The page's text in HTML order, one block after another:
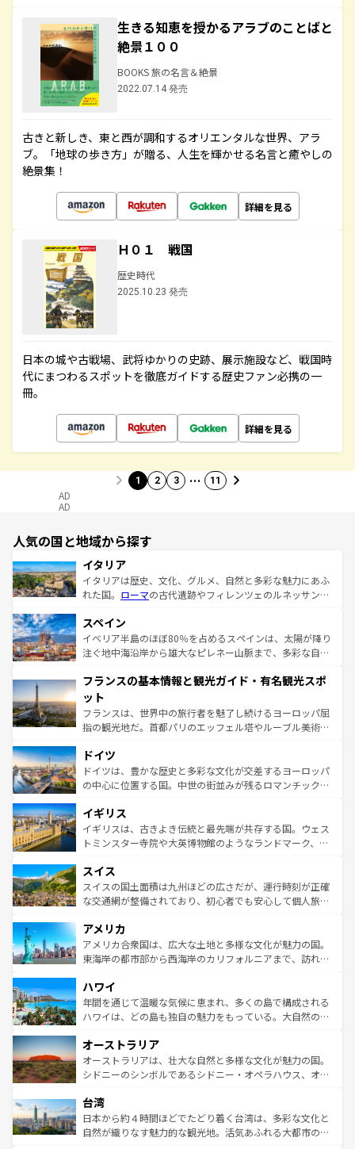
生きる知恵を授かるアラブのことばと
絶景１００
BOOKS 旅の名言＆絶景
2022.07.14 発売
古きと新しき、東と西が調和するオリエンタルな世界、アラ
ブ。「地球の歩き方」が贈る、人生を輝かせる名言と癒やしの
絶景集！
詳細を見る
Ｈ０１ 戦国
歴史時代
2025.10.23 発売
日本の城や古戦場、武将ゆかりの史跡、展示施設など、戦国時
代にまつわるスポットを徹底ガイドする歴史ファン必携の一
冊。
詳細を見る
1 2 3 … 11
AD
AD
人気の国と地域から探す
イタリア
イタリアは歴史、文化、グルメ、自然と多彩な魅力にあふ
れた国。 ローマの古代遺跡やフィレンツェのルネッサンス
ろん、トスカーナの美しい田園風景やアマルフィ海岸の絶
景など、自然景観も見逃せない。観光の合間には、本場の
ピザやパスタなど、絶品のイタリア料理を堪能することも
ませてくれるイタリアで、忘れられない旅をしてみよう！
なお、新着のイタリア情報は
しい。
スペイン
イベリア半島のほぼ80％を占めるスペインは、太陽が降り
注ぐ地中海沿岸から雄大なピレネー山脈まで、多彩な自然
文化が根付くこの国では、情熱的なフラメンコ、熱気あふ
れる闘牛、そして美味しいタパスが生活の一部となってい
る。首都マドリードの洗練された雰囲気や、バルセロナの
アートに溢れた街角から、地方では古代ローマ遺跡や中世
せる。地方によって風土や気候が異なるスペインはその個
性で訪れる人を魅了する。 なお、新着のスペイン情報は コ
ンテンツ一覧を参照してほしい。
フランスの基本情報と観光ガイド・有名観光スポ
ット
フランスは、世界中の旅行者を魅了し続けるヨーロッパ屈
指の観光地だ。首都パリのエッフェル塔やルーブル美術館
で、幅広い魅力が詰まっている。華麗な宮殿、歴史的な大
聖堂、美しいビーチ、そして豊かな自然が、訪れる者を心
から魅了する。また、フランスは美食の国としても知ら
いる。シャンパンの発祥地であるランス、プロヴァンスの
香り高いラベンダー畑など、多彩な楽しみ方が可能だ。さ
らに、パリ以外の地域にも魅力が溢れており、どの街角に
れる地方に足を運ぶとそれぞれで全く異なる文化を体験で
きるだろう。 なお、新着のフランス情報はコンテンツ一覧
を参照してほしい。
ドイツ
ドイツは、豊かな歴史と多彩な文化が交差するヨーロッパ
の中心に位置する国。中世の街並みが残るロマンチック街
顔を持つこの国は、どこを歩いても飽きることがない。ベ
ルリンの文化的活気、バイエルン州のアルプスの絶景、そ
してライン川沿いのワイン畑といった風景は必見。ビール
は、お酒好きな人にはぜひ体験してほしい。 なお、新着の
ドイツ情報はコンテンツ一覧を参照してほしい。
イギリス
イギリスは、古きよき伝統と最先端が共存する国。ウェス
トミンスター寺院や大英博物館のようなランドマーク、歴
リアごとに異なる魅力がある。また、優雅なアフタヌーン
ティー、ビール好きにはたまらない英国パブ、サッカー観
戦など、本場だからこそできる体験も豊富。イギリスを旅
ンツ一覧を参照してほしい。
スイス
スイスの国土面積は九州ほどの広さだが、運行時刻が正確
な交通網が整備されており、初心者でも安心して個人旅行
の建物がそのまま残る町や、スイスならではのユニークな
博物館もあり、アルプス観光だけでなく町歩きも満喫する
ことができる。国民の所得が高いため物価も高いが、旅行
ば市内交通費無料で観光を楽しむこともできる。 なお、新
着のスイス情報はコンテンツ一覧 を参照してほしい。
アメリカ
アメリカ合衆国は、広大な土地と多様な文化が魅力の国。
東海岸の都市部から西海岸のカリフォルニアまで、訪れる
のような巨大都市は、観光、ショッピング、エンターテイ
ンメントが詰まった刺激的なスポットだ。一方、アメリカ
西部には大自然が広がり、グランドキャニオンやイエロー
部のニューオーリンズでは、音楽と美食が融合した独特の
文化が魅力。旅行者はアメリカの各地域で異なる魅力を楽
しみながら、その多様性と豊かな歴史を感じることができ
ならではの贅沢な旅のスタイルだ。 なお、新着のアメリカ
情報はコンテンツ一覧を参照してほしい。
ハワイ
年間を通じて温暖な気候に恵まれ、多くの島で構成される
ハワイは、どの島も独自の魅力をもっている。大自然の神
ワイ島は見逃せない。また、定番の観光地といえばオアフ
島だが、静かな自然を求めるならマウイ島やカウアイ島が
おすすめ。エメラルドグリーンに輝く海をはじめ、豊かな
れるおもてなしの心で訪れる人々を迎えてくれるハワイの
人々、おいしいローカルフードやハワイアンミュージッ
ク、伝統的なフラダンスなど、すべてがハワイの魅力を彩
オーストラリア
オーストラリアは、壮大な自然と多様な文化が魅力の国。
シドニーのシンボルであるシドニー・オペラハウス、オー
リアリーフや大陸中央部にそびえるウルル（エアーズロッ
ク）、タスマニアの美しい原生林やケアンズの熱帯雨林な
ど、見どころがたくさん。また、カフェやワイン、オージ
台湾
日本から約４時間ほどでたどり着く台湾は、多彩な文化と
自然が織りなす魅力的な観光地。活気あふれる大都市の台